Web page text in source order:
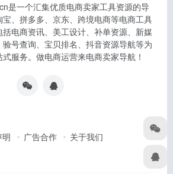
是一个汇集优质电商卖家工具资源的导
、拼多多、京东、跨境电商等电商工具
电商资讯、美工设计、补单资源、新媒
号查询、宝贝排名、抖音资源导航等为
服务。做电商运营来电商卖家导航！
广告合作 关于我们